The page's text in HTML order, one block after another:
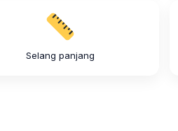
Selang panjang